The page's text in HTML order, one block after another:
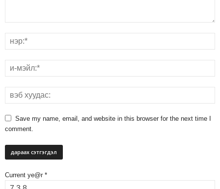
Save my name, email, and website in this browser for the next time I
comment.
Current ye@r *